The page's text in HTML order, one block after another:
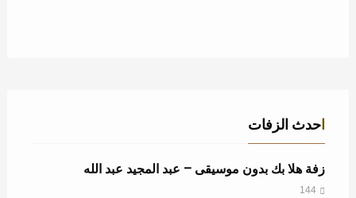
احدث الزفات
زفة هلا بك بدون موسيقى – عبد المجيد عبد الله
144